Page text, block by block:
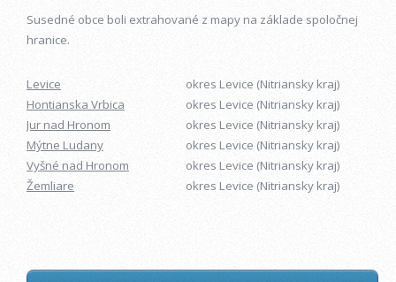
Susedné obce boli extrahované z mapy na základe spoločnej
hranice.
Levice
okres Levice (Nitriansky kraj)
Hontianska Vrbica
okres Levice (Nitriansky kraj)
Jur nad Hronom
okres Levice (Nitriansky kraj)
Mýtne Ludany
okres Levice (Nitriansky kraj)
Vyšné nad Hronom
okres Levice (Nitriansky kraj)
Žemliare
okres Levice (Nitriansky kraj)